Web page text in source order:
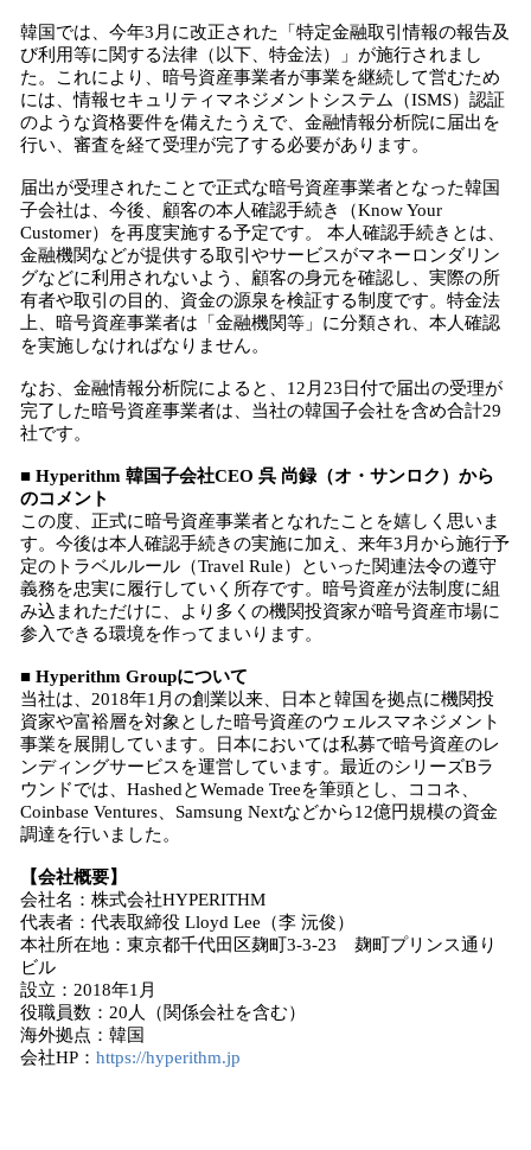
韓国では、今年3月に改正された「特定金融取引情報の報告及
び利用等に関する法律（以下、特金法）」が施行されまし
た。これにより、暗号資産事業者が事業を継続して営むため
には、情報セキュリティマネジメントシステム（ISMS）認証
のような資格要件を備えたうえで、金融情報分析院に届出を
行い、審査を経て受理が完了する必要があります。
届出が受理されたことで正式な暗号資産事業者となった韓国
子会社は、今後、顧客の本人確認手続き（Know Your
Customer）を再度実施する予定です。 本人確認手続きとは、
金融機関などが提供する取引やサービスがマネーロンダリン
グなどに利用されないよう、顧客の身元を確認し、実際の所
有者や取引の目的、資金の源泉を検証する制度です。特金法
上、暗号資産事業者は「金融機関等」に分類され、本人確認
を実施しなければなりません。
なお、金融情報分析院によると、12月23日付で届出の受理が
完了した暗号資産事業者は、当社の韓国子会社を含め合計29
社です。
■ Hyperithm 韓国子会社CEO 呉 尚録（オ・サンロク）から
のコメント
この度、正式に暗号資産事業者となれたことを嬉しく思いま
す。今後は本人確認手続きの実施に加え、来年3月から施行予
定のトラベルルール（Travel Rule）といった関連法令の遵守
義務を忠実に履行していく所存です。暗号資産が法制度に組
み込まれただけに、より多くの機関投資家が暗号資産市場に
参入できる環境を作ってまいります。
■ Hyperithm Groupについて
当社は、2018年1月の創業以来、日本と韓国を拠点に機関投
資家や富裕層を対象とした暗号資産のウェルスマネジメント
事業を展開しています。日本においては私募で暗号資産のレ
ンディングサービスを運営しています。最近のシリーズBラ
ウンドでは、HashedとWemade Treeを筆頭とし、ココネ、
Coinbase Ventures、Samsung Nextなどから12億円規模の資金
調達を行いました。
【会社概要】
会社名：株式会社HYPERITHM
代表者：代表取締役 Lloyd Lee（李 沅俊）
本社所在地：東京都千代田区麹町3-3-23 麹町プリンス通り
ビル
設立：2018年1月
役職員数：20人（関係会社を含む）
海外拠点：韓国
会社HP： https://hyperithm.jp